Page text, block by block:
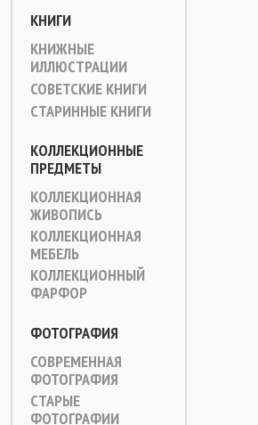
КНИГИ
КНИЖНЫЕ
ИЛЛЮСТРАЦИИ
СОВЕТСКИЕ КНИГИ
СТАРИННЫЕ КНИГИ
КОЛЛЕКЦИОННЫЕ
ПРЕДМЕТЫ
КОЛЛЕКЦИОННАЯ
ЖИВОПИСЬ
КОЛЛЕКЦИОННАЯ
МЕБЕЛЬ
КОЛЛЕКЦИОННЫЙ
ФАРФОР
ФОТОГРАФИЯ
СОВРЕМЕННАЯ
ФОТОГРАФИЯ
СТАРЫЕ
ФОТОГРАФИИ